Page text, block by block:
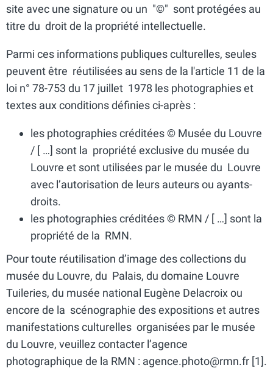
site avec une signature ou un "©" sont protégées au
titre du droit de la propriété intellectuelle.
Parmi ces informations publiques culturelles, seules
peuvent être réutilisées au sens de la l'article 11 de la
loi n° 78-753 du 17 juillet 1978 les photographies et
textes aux conditions définies ci-après :
les photographies créditées © Musée du Louvre
/ [ …] sont la propriété exclusive du musée du
Louvre et sont utilisées par le musée du Louvre
avec l’autorisation de leurs auteurs ou ayants-
droits.
les photographies créditées © RMN / [ …] sont la
propriété de la RMN.
Pour toute réutilisation d’image des collections du
musée du Louvre, du Palais, du domaine Louvre
Tuileries, du musée national Eugène Delacroix ou
encore de la scénographie des expositions et autres
manifestations culturelles organisées par le musée
du Louvre, veuillez contacter l’agence
photographique de la RMN : agence.photo@rmn.fr [1].